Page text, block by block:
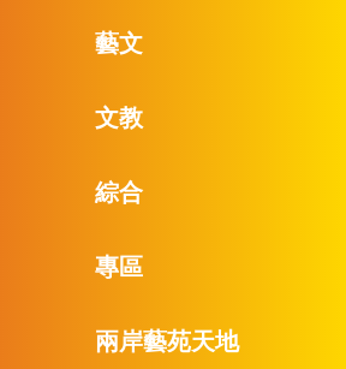
藝文
文教
綜合
專區
兩岸藝苑天地